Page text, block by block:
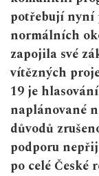
potřebují nyní
normálních
zapojila své
vítězných
19 je
naplánované
důvodů
podporu
po celé České